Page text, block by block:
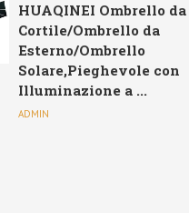
HUAQINEI Ombrello da
Cortile/Ombrello da
Esterno/Ombrello
Solare,Pieghevole con
Illuminazione a ...
ADMIN